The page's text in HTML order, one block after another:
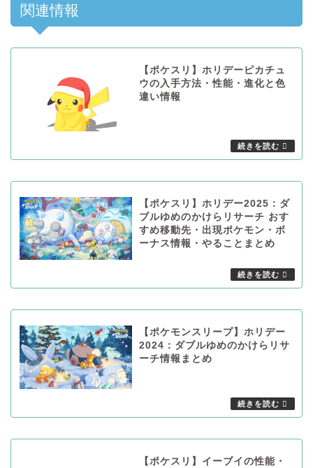
関連情報
【ポケスリ】ホリデーピカチュ
ウの入手方法・性能・進化と色
違い情報
【ポケスリ】ホリデー2025：ダ
ブルゆめのかけらリサーチ おす
すめ移動先・出現ポケモン・ボ
ーナス情報・やることまとめ
【ポケモンスリープ】ホリデー
2024：ダブルゆめのかけらリサ
ーチ情報まとめ
【ポケスリ】イーブイの性能・